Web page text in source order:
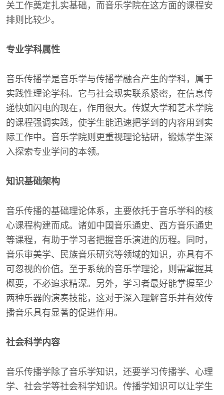
关工作奠定扎实基础，而音乐学院在这方面的课程安
排则比较少。
专业学科属性
音乐传播学是音乐学与传播学融合产生的学科，属于
实践性理论学科。它与社会现实联系紧密，在信息传
递快如闪电的现在，作用很大。传媒大学和艺术学院
的课程强调实践，使学生能迅速把学到的内容用到实
际工作中。音乐学院则更重视理论钻研，锻炼学生深
入探索专业学问的本领。
知识基础架构
音乐传播的基础理论体系，主要依托于音乐学科的核
心课程构建而成。诸如中国音乐通史、西方音乐通史
等课程，有助于学习者把握音乐演进的历程。同时，
音乐审美学、民族音乐研究等领域的知识，亦具有不
可忽视的价值。至于系统的音乐学理论，则需掌握其
概要，不必追求精深。另外，学习者最好能掌握至少
两种乐器的演奏技能，这对于深入理解音乐并有效传
播音乐具有显著的促进作用。
社会科学内容
音乐传播学除了音乐学知识，还要学习传播学、心理
学、社会学等社会科学知识。传播学知识可以让学生